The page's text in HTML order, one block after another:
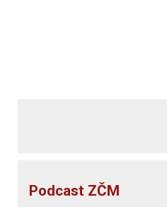
Podcast ZČM